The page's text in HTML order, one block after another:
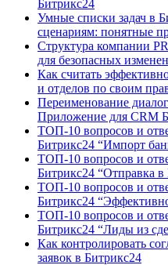
Битрикс24
Умные списки задач в
сценариям: понятные
Структура компании
для безопасных
Как считать
и отделов по своим
Переименование
Приложение для CRM
ТОП-10 вопросов и
Битрикс24 “Импорт
ТОП-10 вопросов и
Битрикс24 “Отправка
ТОП-10 вопросов и
Битрикс24
ТОП-10 вопросов и
Битрикс24 “Лиды из
Как контролировать
заявок в Битрикс24